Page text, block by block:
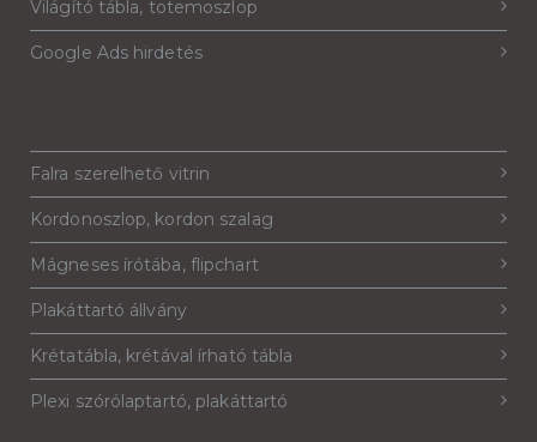
Világító tábla, totemoszlop
Google Ads hirdetés
Falra szerelhető vitrin
Kordonoszlop, kordon szalag
Mágneses írótába, flipchart
Plakáttartó állvány
Krétatábla, krétával írható tábla
Plexi szórólaptartó, plakáttartó